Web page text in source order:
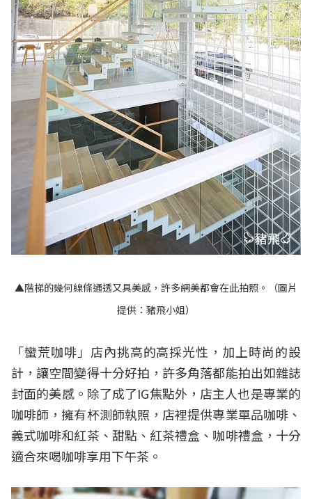
▲階梯的幾何線條通透又具美感，許多網美都會在此拍照。（圖片
提供：豬飛小姐）
「蠻荒咖啡」店內挑高的高採光性，加上時尚的設
計，讓空間變得十分好拍，許多角落都能拍出如雜誌
封面的美感。除了成了IG焦點外，店主人也是專業的
咖啡師，擁有杯測師執照，店裡提供專業單品咖啡、
義式咖啡和紅茶、甜點、紅茶禮盒、咖啡禮盒，十分
適合來喝咖啡享用下午茶。